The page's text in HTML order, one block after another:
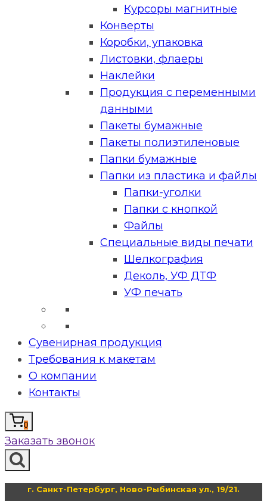
Курсоры магнитные
Конверты
Коробки, упаковка
Листовки, флаеры
Наклейки
Продукция с переменными
данными
Пакеты бумажные
Пакеты полиэтиленовые
Папки бумажные
Папки из пластика и файлы
Папки-уголки
Папки с кнопкой
Файлы
Специальные виды печати
Шелкография
Деколь, УФ ДТФ
УФ печать
Сувенирная продукция
Требования к макетам
О компании
Контакты
0
Заказать звонок
г. Санкт-Петербург, Ново-Рыбинская ул., 19/21.